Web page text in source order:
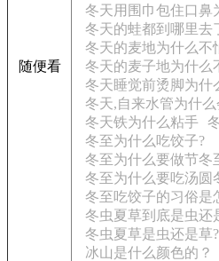
随便看
冬天用围巾包住口鼻
冬天的蛙都到哪里去
冬天的麦地为什么不
冬天的麦子地为什么
冬天睡觉前烫脚为什
冬天,自来水管为什么
冬天铁为什么粘手
冬至为什么吃饺子?
冬至为什么要做节冬
冬至为什么要吃汤圆
冬至吃饺子的习俗是
冬虫夏草到底是虫还
冬虫夏草是虫还是草?
冰山是什么颜色的？